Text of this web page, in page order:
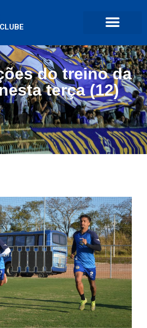
do treino da
terça (12)